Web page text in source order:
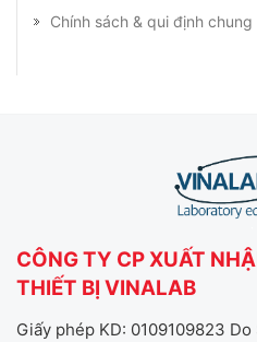
Chính sách & qui định chung
CÔNG TY CP XUẤT
THIẾT BỊ VINALAB
Giấy phép KD: 0109109823